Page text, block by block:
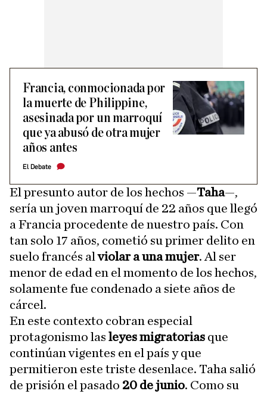
Francia, conmocionada por
la muerte de Philippine,
asesinada por un marroquí
que ya abusó de otra mujer
años antes
El Debate
El presunto autor de los hechos —Taha—,
sería un joven marroquí de 22 años que llegó
a Francia procedente de nuestro país. Con
tan solo 17 años, cometió su primer delito en
suelo francés al violar a una mujer. Al ser
menor de edad en el momento de los hechos,
solamente fue condenado a siete años de
cárcel.
En este contexto cobran especial
protagonismo las leyes migratorias que
continúan vigentes en el país y que
permitieron este triste desenlace. Taha salió
de prisión el pasado 20 de junio. Como su